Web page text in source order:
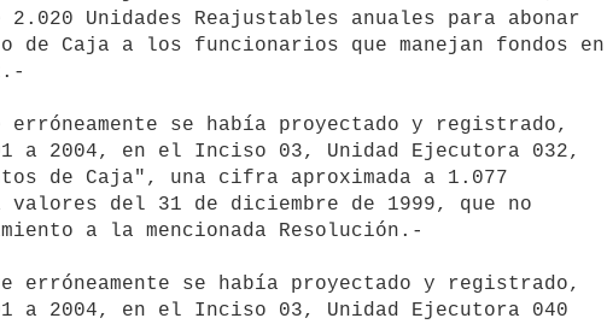
Unidades Reajustables anuales para abonar
de Caja a los funcionarios que manejan fondos en
se había proyectado y registrado,
a 2004, en el Inciso 03, Unidad Ejecutora 032,
de Caja", una cifra aproximada a 1.077
valores del 31 de diciembre de 1999, que no
a la mencionada Resolución.-
erróneamente se había proyectado y registrado,
a 2004, en el Inciso 03, Unidad Ejecutora 040